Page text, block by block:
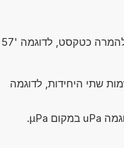
כדי לקבל את התוצאה הרצויה במהירות האפשרית, עדיף להזין את הערך להמרה כטקסט, לדוגמה '57
שתי היחידות, לדוגמה